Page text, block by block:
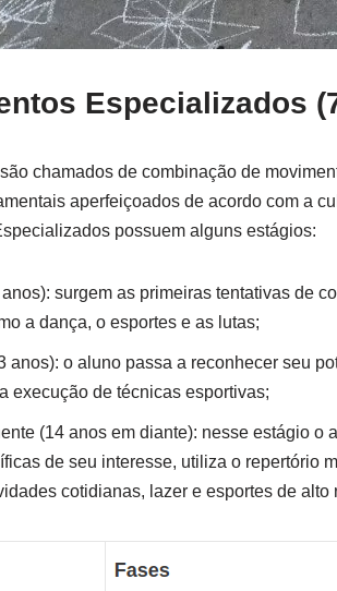
Especializados
chamados de combinação de
aperfeiçoados de acordo com a
possuem alguns estágios:
surgem as primeiras tentativas de
a dança, o esportes e as lutas;
anos): o aluno passa a reconhecer seu
execução de técnicas esportivas;
(14 anos em diante): nesse estágio
de seu interesse, utiliza o repertório
cotidianas, lazer e esportes de alto